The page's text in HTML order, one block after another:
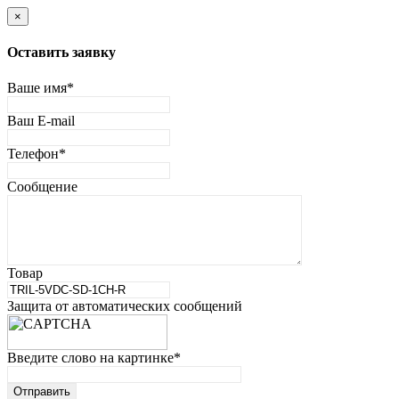
×
Оставить заявку
Ваше имя*
Ваш E-mail
Телефон*
Сообщение
Товар
Защита от автоматических сообщений
Введите слово на картинке*